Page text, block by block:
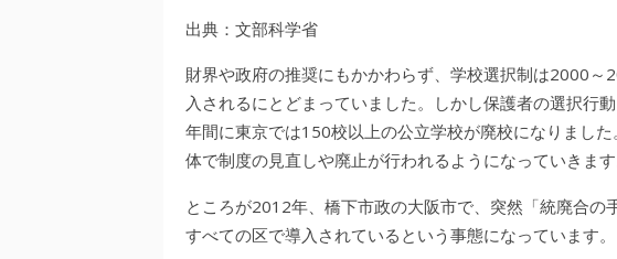
出典：文部科学省
財界や政府の推奨にもかかわらず、学校選択制は2000
入されるにとどまっていました。しかし保護者の選択行
年間に東京では150校以上の公立学校が廃校になりまし
体で制度の見直しや廃止が行われるようになっていきます
ところが2012年、橋下市政の大阪市で、突然「統廃合の
すべての区で導入されているという事態になっています。